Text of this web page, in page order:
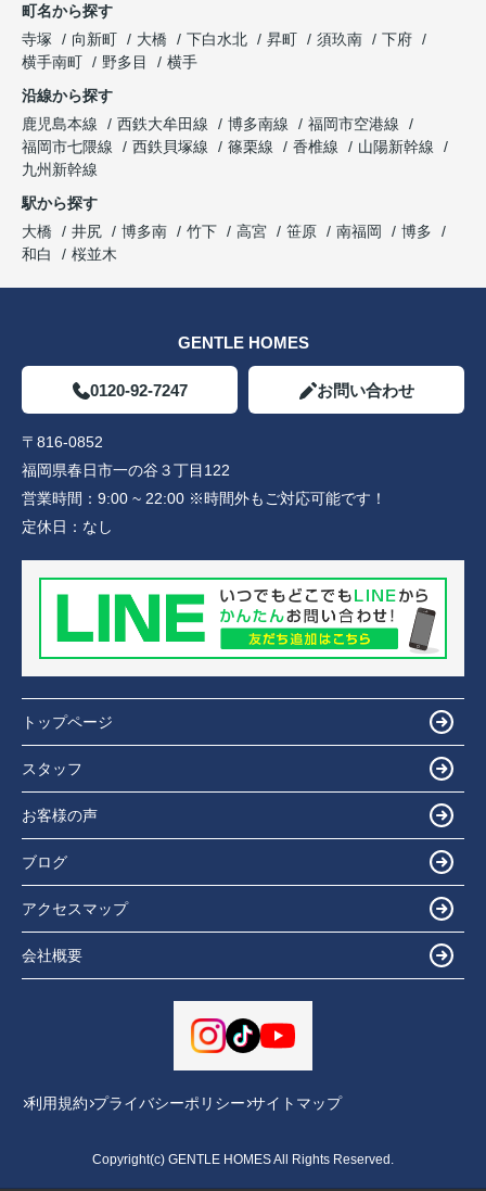
町名から探す
寺塚
向新町 大橋 下白水北 昇町 須玖南
下府
横手南町
野多目
横手
沿線から探す
鹿児島本線
西鉄大牟田線 博多南線
福岡市空港線
福岡市七隈線
西鉄貝塚線 篠栗線 香椎線
山陽新幹線
九州新幹線
駅から探す
大橋
井尻 博多南 竹下 高宮 笹原 南福岡
博多
和白
桜並木
GENTLE HOMES
0120-92-7247 お問い合わせ
〒816-0852
福岡県春日市一の谷３丁目122
営業時間： 9:00 ~ 22:00 ※時間外もご対応可能です！
定休日： なし
トップページ
スタッフ
お客様の声
ブログ
アクセスマップ
会社概要
利用規約 プライバシーポリシー サイトマップ
Copyright(c) GENTLE HOMES All Rights Reserved.